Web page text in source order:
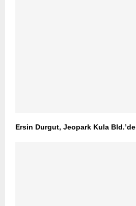
Ersin Durgut, Jeopark Kula Bld.’de